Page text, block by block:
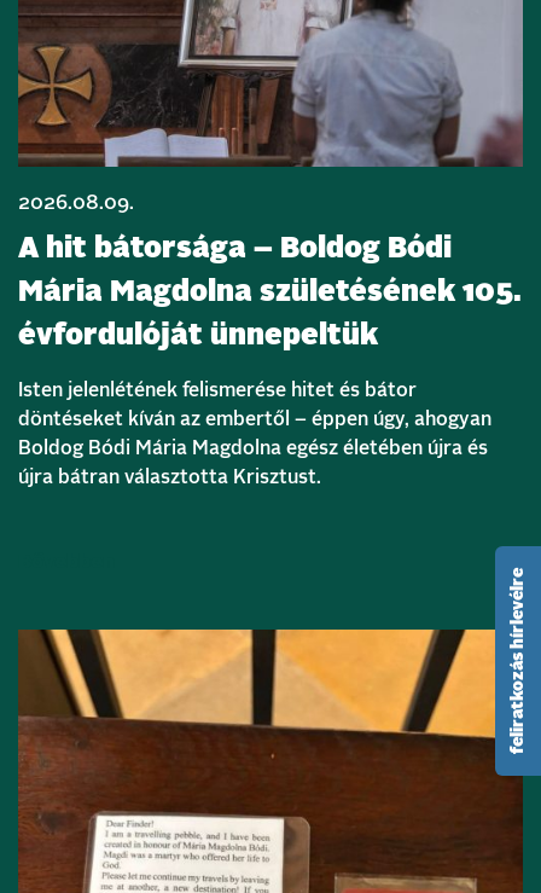
2026.08.09.
A hit bátorsága – Boldog Bódi
Mária Magdolna születésének 105.
évfordulóját ünnepeltük
Isten jelenlétének felismerése hitet és bátor
döntéseket kíván az embertől – éppen úgy, ahogyan
Boldog Bódi Mária Magdolna egész életében újra és
újra bátran választotta Krisztust.
feliratkozás hírlevélre